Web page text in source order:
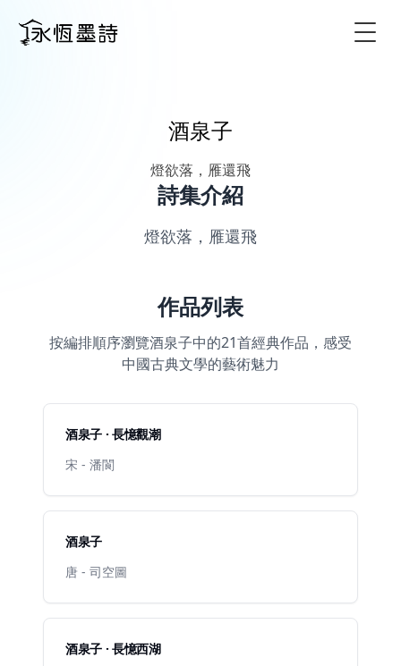
酒泉子
燈欲落，雁還飛
詩集介紹
燈欲落，雁還飛
作品列表
按編排順序瀏覽酒泉子中的21首經典作品，感受
中國古典文學的藝術魅力
酒泉子 · 長憶觀潮
宋 - 潘閬
酒泉子
唐 - 司空圖
酒泉子 · 長憶西湖